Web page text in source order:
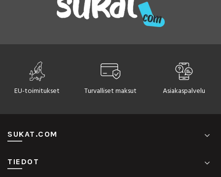
EU-toimitukset Turvalliset maksut Asiakaspalvelu
SUKAT.COM
TIEDOT